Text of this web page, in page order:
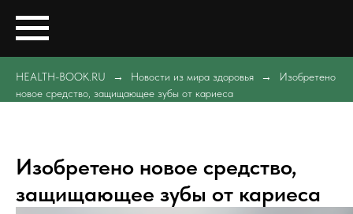
HEALTH-BOOK.RU Новости из мира здоровья
Изобретено
новое средство, защищающее зубы от кариеса
Изобретено новое средство,
защищающее зубы от кариеса